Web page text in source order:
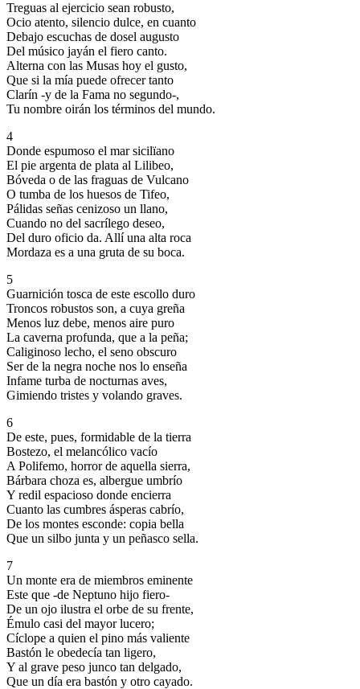
Treguas al ejercicio sean robusto,
Ocio atento, silencio dulce, en cuanto
Debajo escuchas de dosel augusto
Del músico jayán el fiero canto.
Alterna con las Musas hoy el gusto,
Que si la mía puede ofrecer tanto
Clarín -y de la Fama no segundo-,
Tu nombre oirán los términos del mundo.
4
Donde espumoso el mar sicilïano
El pie argenta de plata al Lilibeo,
Bóveda o de las fraguas de Vulcano
O tumba de los huesos de Tifeo,
Pálidas señas cenizoso un llano,
Cuando no del sacrílego deseo,
Del duro oficio da. Allí una alta roca
Mordaza es a una gruta de su boca.
5
Guarnición tosca de este escollo duro
Troncos robustos son, a cuya greña
Menos luz debe, menos aire puro
La caverna profunda, que a la peña;
Caliginoso lecho, el seno obscuro
Ser de la negra noche nos lo enseña
Infame turba de nocturnas aves,
Gimiendo tristes y volando graves.
6
De este, pues, formidable de la tierra
Bostezo, el melancólico vacío
A Polifemo, horror de aquella sierra,
Bárbara choza es, albergue umbrío
Y redil espacioso donde encierra
Cuanto las cumbres ásperas cabrío,
De los montes esconde: copia bella
Que un silbo junta y un peñasco sella.
7
Un monte era de miembros eminente
Este que -de Neptuno hijo fiero-
De un ojo ilustra el orbe de su frente,
Émulo casi del mayor lucero;
Cíclope a quien el pino más valiente
Bastón le obedecía tan ligero,
Y al grave peso junco tan delgado,
Que un día era bastón y otro cayado.